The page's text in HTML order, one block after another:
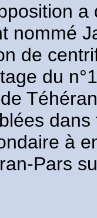
nommé
de
du
à
Pars